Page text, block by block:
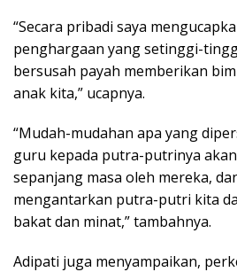
“Secara pribadi saya
penghargaan yang setinggi-
bersusah payah memberikan
anak kita,” ucapnya.
“Mudah-mudahan apa yang
guru kepada putra-putrinya
sepanjang masa oleh mereka,
mengantarkan putra-putri kita
bakat dan minat,” tambahnya.
Adipati juga menyampaikan,